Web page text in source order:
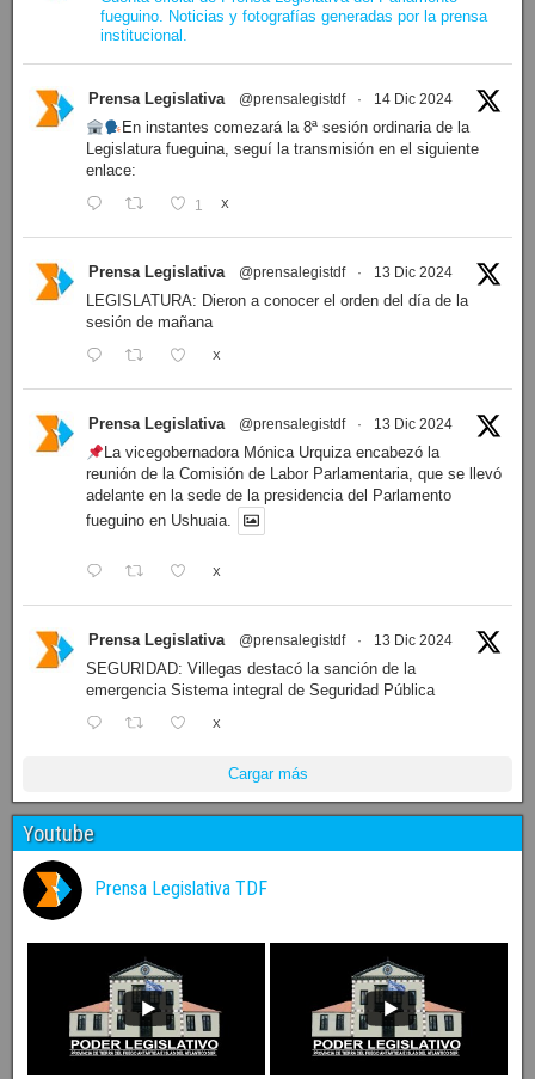
fueguino. Noticias y fotografías generadas por la prensa
institucional.
Prensa Legislativa @prensalegistdf · 14 Dic 2024
En instantes comezará la 8ª sesión ordinaria de la
Legislatura fueguina, seguí la transmisión en el siguiente
enlace:
1 X
Prensa Legislativa @prensalegistdf · 13 Dic 2024
LEGISLATURA: Dieron a conocer el orden del día de la
sesión de mañana
X
Prensa Legislativa @prensalegistdf · 13 Dic 2024
La vicegobernadora Mónica Urquiza encabezó la
reunión de la Comisión de Labor Parlamentaria, que se llevó
adelante en la sede de la presidencia del Parlamento
fueguino en Ushuaia.
X
Prensa Legislativa @prensalegistdf · 13 Dic 2024
SEGURIDAD: Villegas destacó la sanción de la
emergencia Sistema integral de Seguridad Pública
X
Cargar más
Youtube
Prensa Legislativa TDF